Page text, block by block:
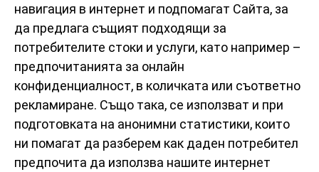
навигация в интернет и подпомагат Сайта, за
да предлага същият подходящи за
потребителите стоки и услуги, като например –
предпочитанията за онлайн
конфиденциалност, в количката или съответно
рекламиране. Също така, се използват и при
подготовката на анонимни статистики, които
ни помагат да разберем как даден потребител
предпочита да използва нашите интернет